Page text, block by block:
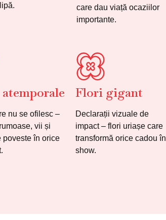
care dau viață ocaziilor
importante.
nu se ofilesc –
vii și
poveste în orice
Flori gigant
Declarații vizuale de
impact – flori uriașe care
transformă orice cadou în
show.